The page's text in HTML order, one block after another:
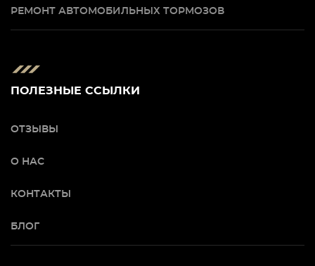
РЕМОНТ АВТОМОБИЛЬНЫХ ТОРМОЗОВ
ПОЛЕЗНЫЕ ССЫЛКИ
ОТЗЫВЫ
О НАС
КОНТАКТЫ
БЛОГ